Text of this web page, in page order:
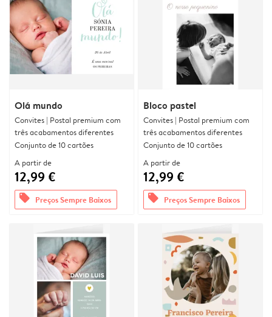
Olá mundo
Convites | Postal premium com
três acabamentos diferentes
Conjunto de 10 cartões
A partir de
12,99 €
offers Preços Sempre Baixos
Bloco pastel
Convites | Postal premium com
três acabamentos diferentes
Conjunto de 10 cartões
A partir de
12,99 €
offers Preços Sempre Baixos